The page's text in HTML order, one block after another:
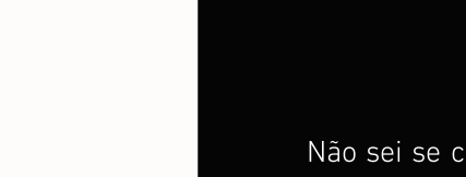
Não sei se